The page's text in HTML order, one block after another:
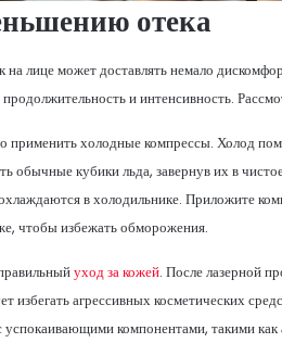
отека
на лице может доставлять немало
и интенсивность.
применить холодные компрессы. Холод
обычные кубики льда, завернув их в
в холодильнике. Приложите
чтобы избежать обморожения.
уход за кожей. После лазерной
избегать агрессивных косметических
компонентами, такими как